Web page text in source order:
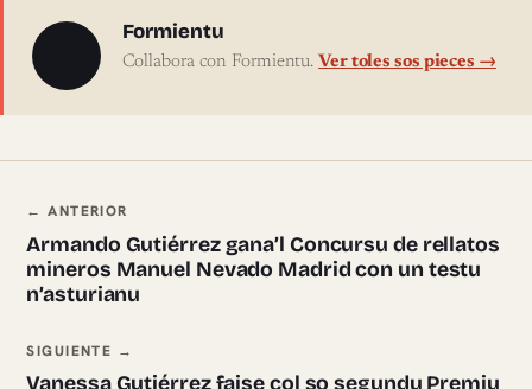
Sobre l'autor
Formientu
Collabora con Formientu. Ver toles sos pieces →
Navegación ente pieces
← ANTERIOR
Armando Gutiérrez gana’l Concursu de rellatos
mineros Manuel Nevado Madrid con un testu
n’asturianu
SIGUIENTE →
Vanessa Gutiérrez faise col so segundu Premiu